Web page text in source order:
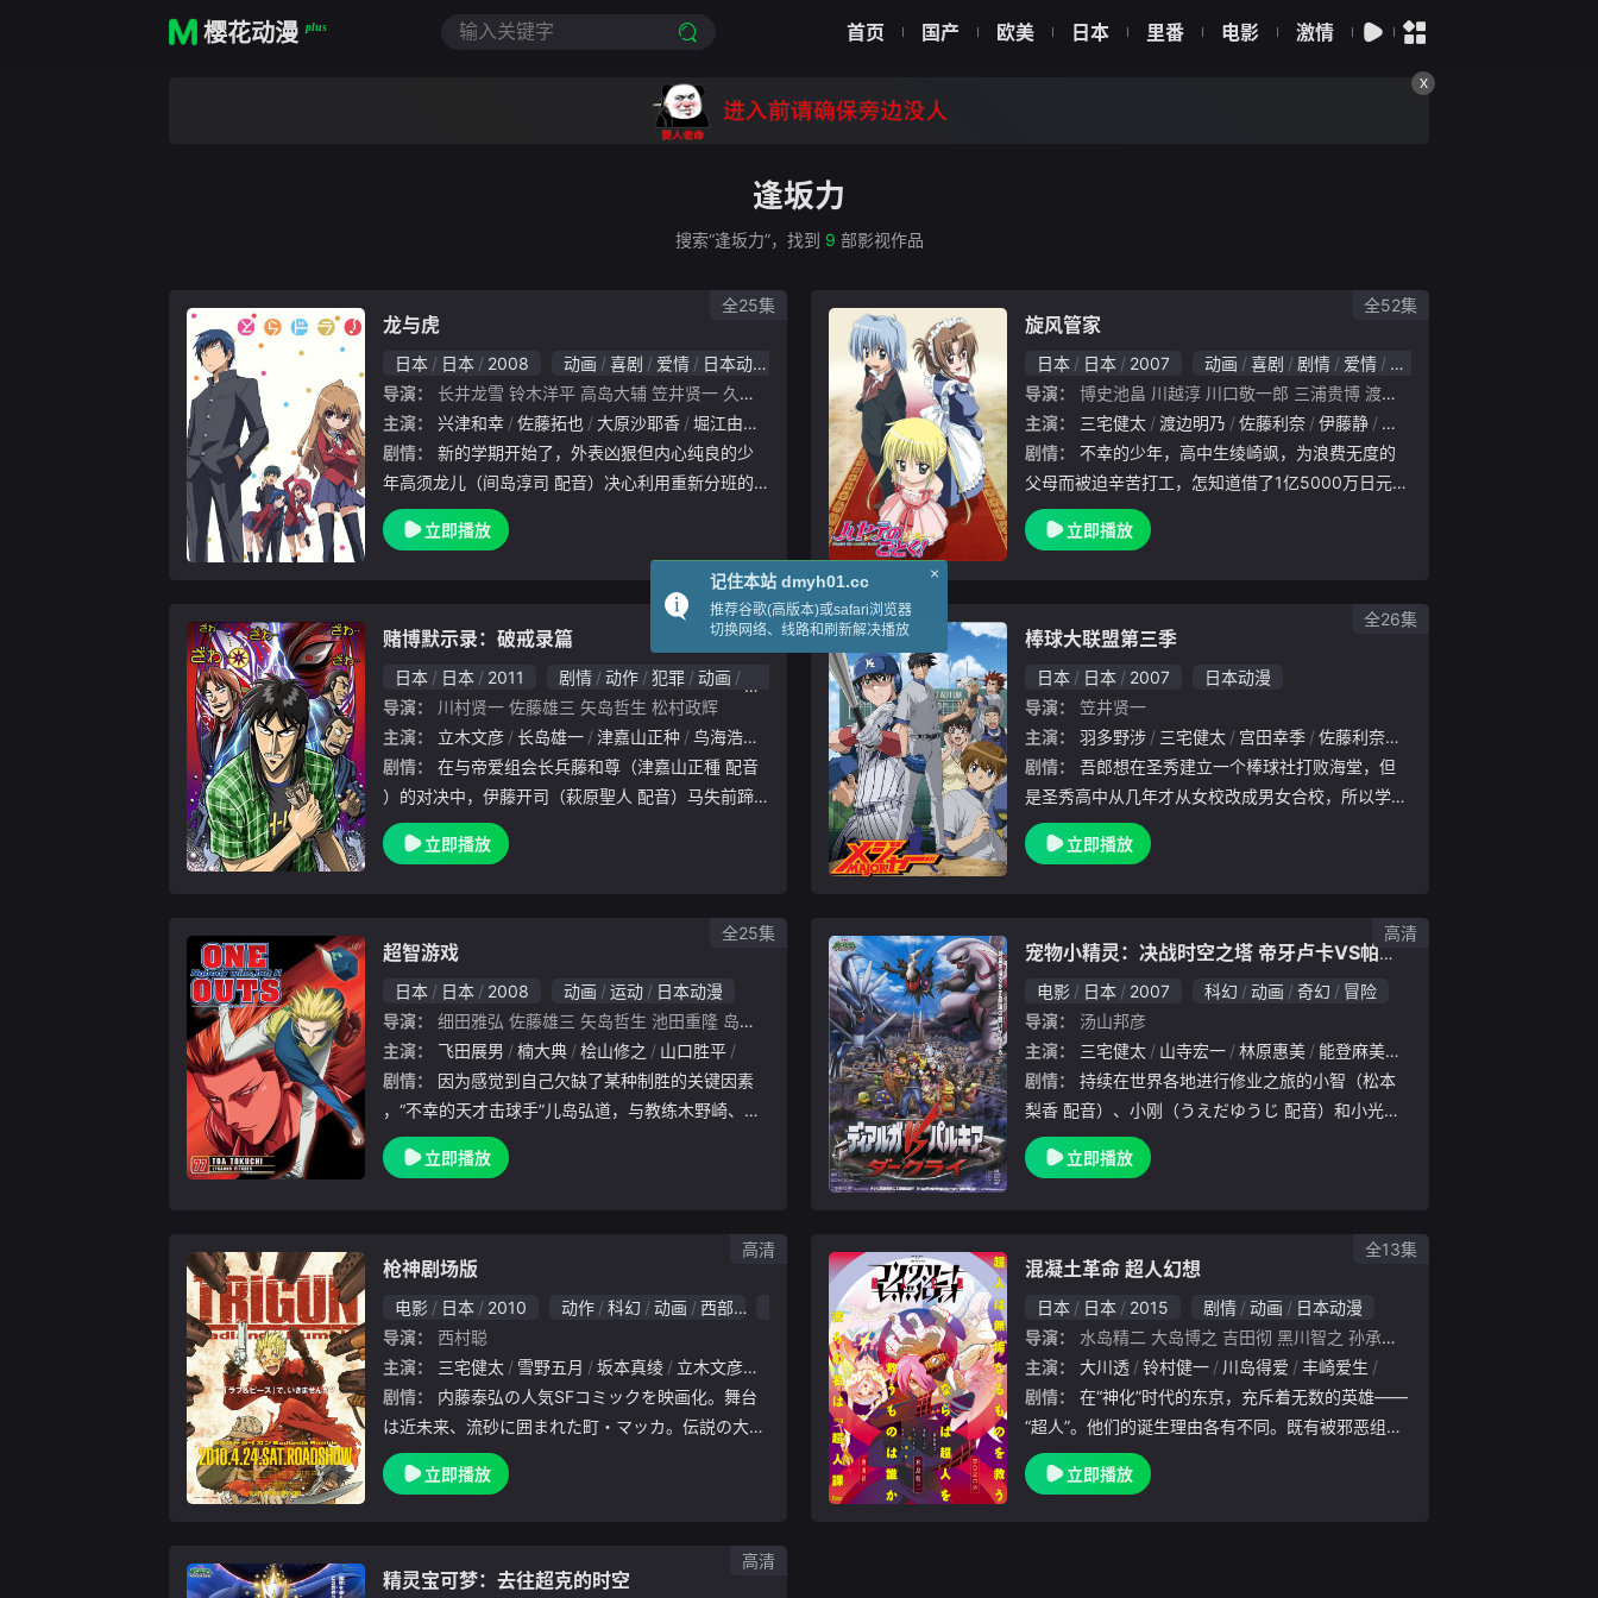
樱花动漫 plus 首页 国产 欧美 日本 里番 电影 激情
X
逢坂力
搜索“逢坂力”，找到 9 部影视作品
龙与虎
日本 日本 2008 动画 喜剧 爱情
日本动漫
导演：
长井龙雪 铃木洋平 高岛大辅 笠井贤一 久保山英一 石田畅 山崎茂 樱美胜志 桥本敏一 三木俊明 青井小夜 雄谷将仁 浅野胜也 斋藤德明
主演：
兴津和幸 佐藤拓也 大原沙耶香 堀江由衣 吉野裕行 钉宫理惠 喜多村英梨 田中理惠 甲斐田裕子 立花慎之介 日笠阳子 冈本信彦
剧情：
年高须龙儿（间岛淳司 配音）决心利用重新分班的
机会一扫往日同学对他的误解。更让他高兴的是，自
己即将和暗恋了一年有余的栉枝实乃梨（堀江由衣
立即播放
全25集
旋风管家
日本 日本 2007 动画 喜剧 剧情 爱情 日本动漫
导演：
博史池畠 川越淳 川口敬一郎 三浦贵博 渡边慎一
主演：
三宅健太 渡边明乃 佐藤利奈 伊藤静 生天目仁美
剧情：
父母而被迫辛苦打工，怎知道借了1亿5000万日元高
利贷的父母却逃之夭夭，用绫崎飒本人抵债。为了偿
还高额巨债与逃避高利贷的追杀，绫崎飒选择诱拐一
立即播放
全52集
赌博默示录：破戒录篇
日本 日本 2011 剧情 动作 犯罪 动画
导演：
川村贤一 佐藤雄三 矢岛哲生 松村政辉
主演：
立木文彦 长岛雄一 津嘉山正种 鸟海浩辅 浪川大辅 萩原圣人 久保由利香 内田直哉 川原庆久 逢坂力
花轮英司
剧情：
）的对决中，伊藤开司（萩原聖人 配音）马失前蹄
，欠下对方高达一千万日元的债务。由于无力偿还，
开司被帝爱组投入地下的设施内进行强制劳动。在接
立即播放
全26集
棒球大联盟第三季
日本 日本 2007
日本动漫
导演：
笠井贤一
主演：
羽多野涉 三宅健太 宫田幸季 佐藤利奈
剧情：
是圣秀高中从几年才从女校改成男女合校，所以学校
男生人数根本不到十个，在吾郎好说歹说下，大家终
於愿意加入棒球社，在吾郎的爸爸茂野的训练下，打
立即播放
全26集
超智游戏
日本 日本 2008 动画 运动
日本动漫
导演：
细田雅弘 佐藤雄三 矢岛哲生 池田重隆 岛崎奈奈子 米田和弘 中川聪 村田尚树
主演：
飞田展男 楠大典 桧山修之 山口胜平 古川登志夫 关智一 矶部勉 鸟海浩辅 萩原圣人 寺岛拓笃 三木真一郎 大友龙三郎
剧情：
，“不幸的天才击球手”儿岛弘道，与教练木野崎、投
手中根一起，前往冲绳进行特训，在那里他们碰见了
了号称赌博棒球从无败迹的谜样的男人——渡久地东
立即播放
全25集
宠物小精灵：决战时空之塔 帝牙卢卡VS帕路奇犽VS达克莱伊
电影
日本 2007 科幻 动画 奇幻
冒险
导演：
汤山邦彦
主演：
三宅健太 山寺宏一 林原惠美 能登麻美子
剧情：
梨香 配音）、小刚（うえだゆうじ 配音）和小光（
豊口めぐみ 配音），历经长途跋涉终于来到了位于
山谷丘陵处的目的地阿拉莫斯镇。小镇上耸立着象征
立即播放
高清
枪神剧场版
电影 日本 2010 动作 科幻 动画 西部
导演：
西村聪
主演：
三宅健太 雪野五月 坂本真绫 立木文彦 楠大典 矶部勉 井上喜久子 岛田敏 小野健一 藤真秀 小野坂昌也 樱井敏治
剧情：
は近未来、流砂に囲まれた町・マッカ。伝説の大強
盗ガスバックに町を狙われた市長のケプラーは、ガ
スパックを捕らえるため、利き腕の賞金稼ぎを集め
立即播放
高清
混凝土革命 超人幻想
日本 日本 2015 剧情 动画
日本动漫
导演：
水岛精二 大岛博之 吉田彻 黑川智之 孙承希
主演：
大川透 铃村健一 川岛得爱 丰崎爱生
剧情：
“超人”。他们的诞生理由各有不同。既有被邪恶组织
改造的人，也有来自宇宙的人。既有来自魔法世界的
人，也有来自古代、身为妖怪而生的人。既有被科学
立即播放
全13集
精灵宝可梦：去往超克的时空
高清